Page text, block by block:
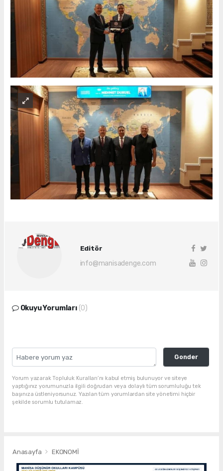
Editör
info@manisadenge.com
Okuyu Yorumları (0)
Gonder
Yorum yazarak Topluluk Kuralları’nı kabul etmiş bulunuyor ve siteye
yaptığınız yorumunuzla ilgili doğrudan veya dolaylı tüm sorumluluğu tek
başınıza üstleniyorsunuz. Yazılan tüm yorumlardan site yönetimi hiçbir
şekilde sorumlu tutulamaz.
Anasayfa EKONOMİ